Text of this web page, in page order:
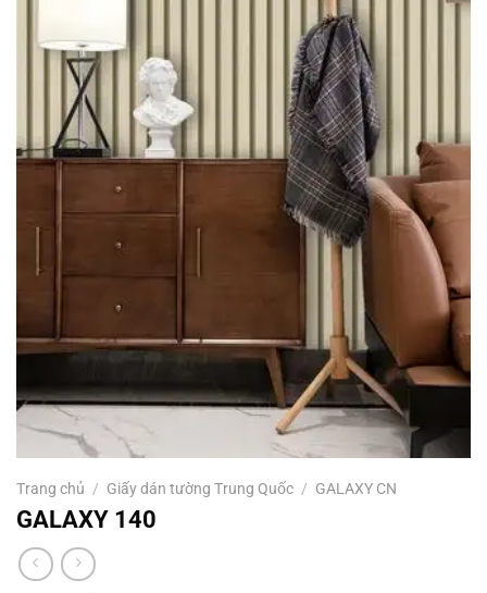
Trang chủ / Giấy dán tường Trung Quốc / GALAXY CN
GALAXY 140